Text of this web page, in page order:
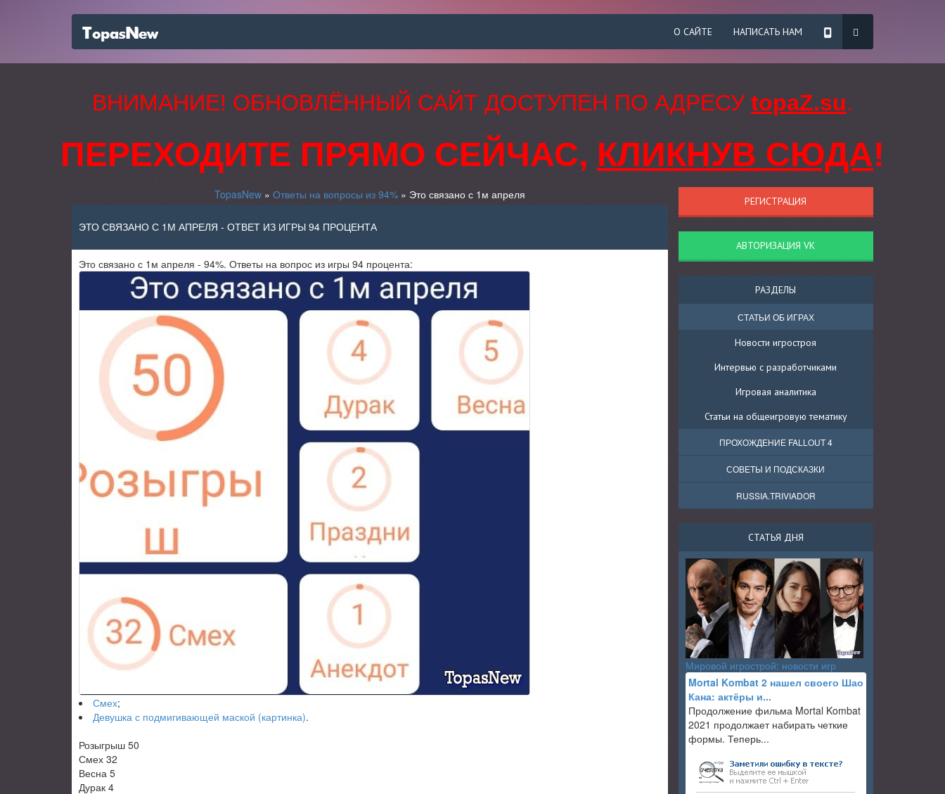
О САЙТЕ НАПИСАТЬ НАМ
ВНИМАНИЕ! ОБНОВЛЁННЫЙ САЙТ ДОСТУПЕН ПО АДРЕСУ topaZ.su.
ПЕРЕХОДИТЕ ПРЯМО СЕЙЧАС, КЛИКНУВ СЮДА!
TopasNew» Ответы на вопросы из 94%» Это связано с 1м апреля
ЭТО СВЯЗАНО С 1М АПРЕЛЯ - ОТВЕТ ИЗ ИГРЫ 94 ПРОЦЕНТА
Это связано с 1м апреля - 94%. Ответы на вопрос из игры 94 процента:
Смех;
Девушка с подмигивающей маской (картинка).
Розыгрыш 50
Смех 32
Весна 5
Дурак 4
РЕГИСТРАЦИЯ
АВТОРИЗАЦИЯ VK
РАЗДЕЛЫ
СТАТЬИ ОБ ИГРАХ
Новости игростроя
Интервью с разработчиками
Игровая аналитика
Статьи на общеигровую тематику
ПРОХОЖДЕНИЕ FALLOUT 4
СОВЕТЫ И ПОДСКАЗКИ
RUSSIA.TRIVIADOR
СТАТЬЯ ДНЯ
Мировой игрострой: новости игр
Mortal Kombat 2 нашел своего Шао
Кана: актёры и...
Продолжение фильма Mortal Kombat
2021 продолжает набирать четкие
формы. Теперь...